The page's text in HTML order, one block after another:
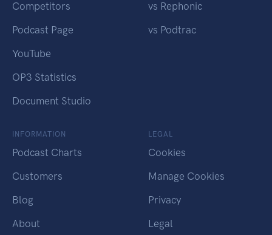
Competitors
Podcast Page
YouTube
OP3 Statistics
Document Studio
vs Rephonic
vs Podtrac
INFORMATION
Podcast Charts
Customers
Blog
About
LEGAL
Cookies
Manage Cookies
Privacy
Legal